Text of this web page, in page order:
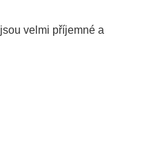
velmi příjemné a